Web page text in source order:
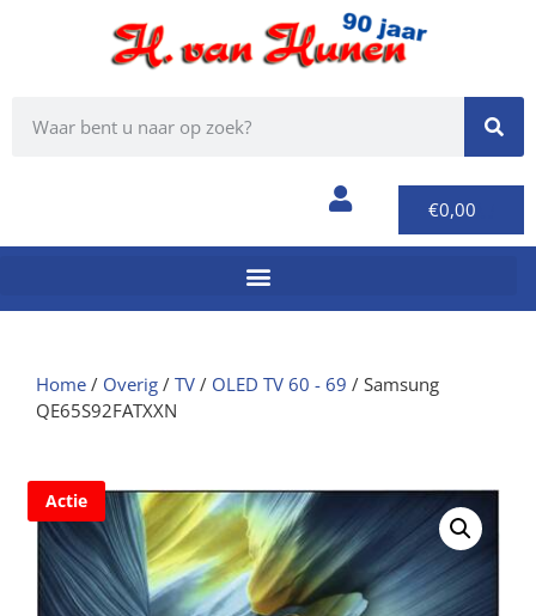
€0,00
Home / Overig / TV / OLED TV 60 - 69 / Samsung
QE65S92FATXXN
Actie